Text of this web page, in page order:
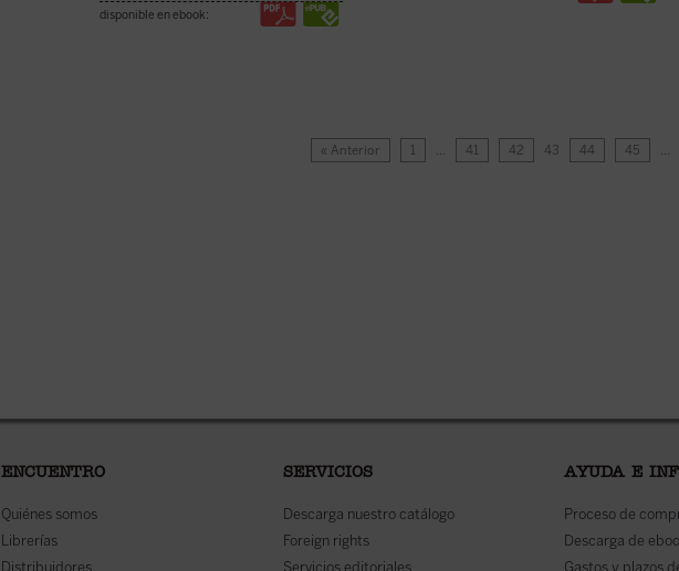
disponible en ebook:
« Anterior 1 … 41 42 43 44 45 …
ENCUENTRO
Quiénes somos
Librerías
Distribuidores
SERVICIOS
Descarga nuestro catálogo
Foreign rights
Servicios editoriales
AYUDA E
Proceso de
Descarga de
Gastos y plazos